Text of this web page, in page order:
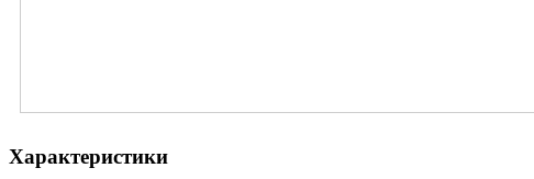
Характеристики